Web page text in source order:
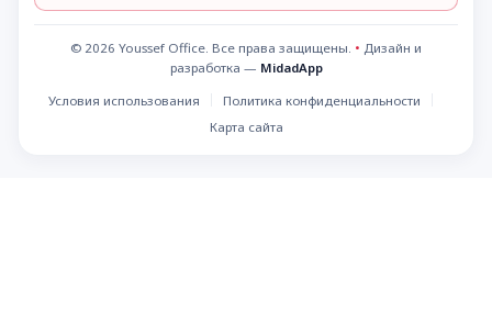
© 2026 Youssef Office. Все права защищены. • Дизайн и
разработка — MidadApp
Условия использования
Политика конфиденциальности
Карта сайта